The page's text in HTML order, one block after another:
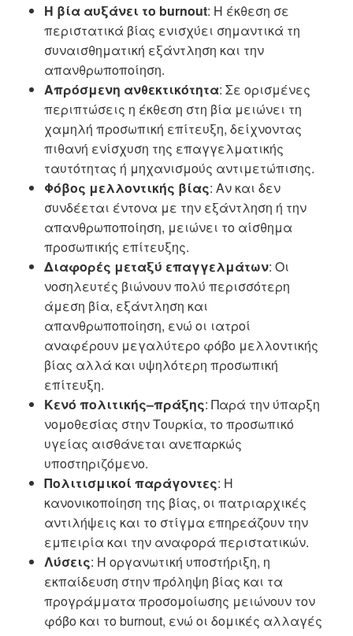
Η βία αυξάνει το burnout: Η έκθεση σε
περιστατικά βίας ενισχύει σημαντικά τη
συναισθηματική εξάντληση και την
απανθρωποποίηση.
Απρόσμενη ανθεκτικότητα: Σε ορισμένες
περιπτώσεις η έκθεση στη βία μειώνει τη
χαμηλή προσωπική επίτευξη, δείχνοντας
πιθανή ενίσχυση της επαγγελματικής
ταυτότητας ή μηχανισμούς αντιμετώπισης.
Φόβος μελλοντικής βίας: Αν και δεν
συνδέεται έντονα με την εξάντληση ή την
απανθρωποποίηση, μειώνει το αίσθημα
προσωπικής επίτευξης.
Διαφορές μεταξύ επαγγελμάτων: Οι
νοσηλευτές βιώνουν πολύ περισσότερη
άμεση βία, εξάντληση και
απανθρωποποίηση, ενώ οι ιατροί
αναφέρουν μεγαλύτερο φόβο μελλοντικής
βίας αλλά και υψηλότερη προσωπική
επίτευξη.
Κενό πολιτικής–πράξης: Παρά την ύπαρξη
νομοθεσίας στην Τουρκία, το προσωπικό
υγείας αισθάνεται ανεπαρκώς
υποστηριζόμενο.
Πολιτισμικοί παράγοντες: Η
κανονικοποίηση της βίας, οι πατριαρχικές
αντιλήψεις και το στίγμα επηρεάζουν την
εμπειρία και την αναφορά περιστατικών.
Λύσεις: Η οργανωτική υποστήριξη, η
εκπαίδευση στην πρόληψη βίας και τα
προγράμματα προσομοίωσης μειώνουν τον
φόβο και το burnout, ενώ οι δομικές αλλαγές